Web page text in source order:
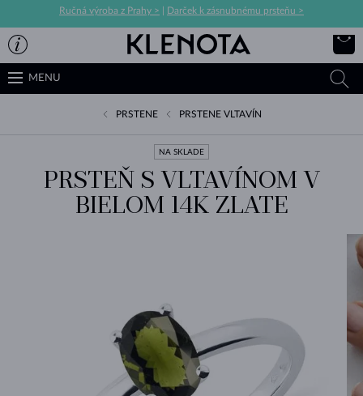
Ručná výroba z Prahy > Darček k zásnubnému prsteňu >
MENU
PRSTENE PRSTENE VLTAVÍN
NA SKLADE
PRSTEŇ S VLTAVÍNOM V
BIELOM 14K ZLATE